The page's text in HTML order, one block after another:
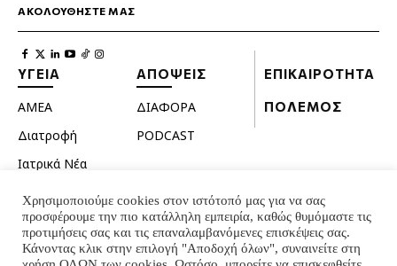
ΑΚΟΛΟΥΘΗΣΤΕ ΜΑΣ
ΥΓΕΙΑ
ΑΜΕΑ
Διατροφή
Ιατρικά Νέα
Κατοικίδια
Ομορφιά
Σεξουαλική ζωή
ΑΠΟΨΕΙΣ
ΔΙΑΦΟΡΑ
PODCAST
ΕΠΙΚΑΙΡΟΤΗΤΑ
ΠΟΛΕΜΟΣ
Χρησιμοποιούμε cookies στον ιστότοπό μας για να σας
προσφέρουμε την πιο κατάλληλη εμπειρία, καθώς θυμόμαστε τις
προτιμήσεις σας και τις επαναλαμβανόμενες επισκέψεις σας.
Κάνοντας κλικ στην επιλογή "Αποδοχή όλων", συναινείτε στη